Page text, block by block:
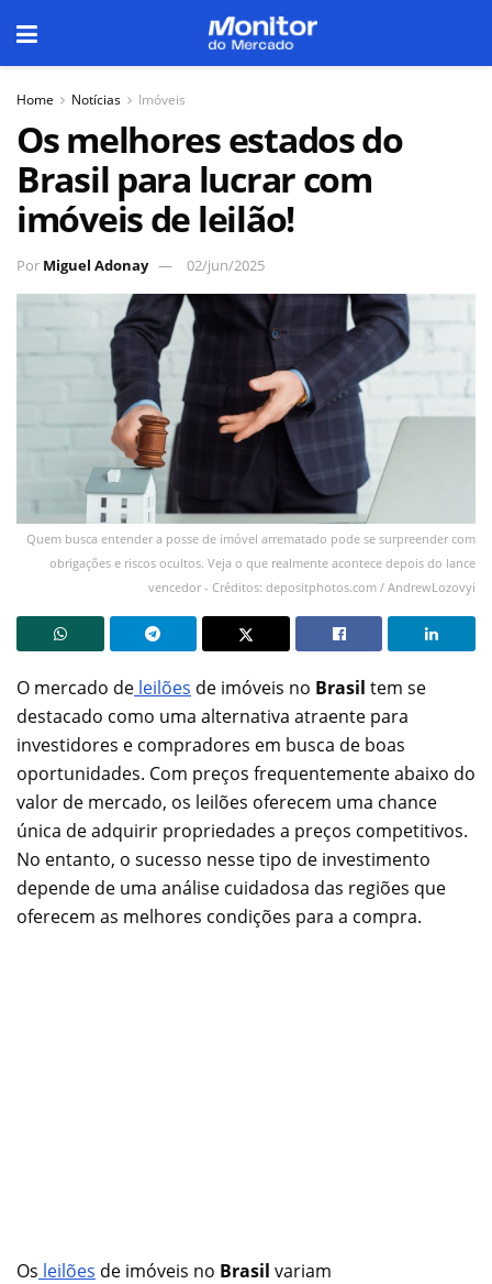
Home Notícias Imóveis
Os melhores estados do
Brasil para lucrar com
imóveis de leilão!
Por Miguel Adonay 02/jun/2025
Quem busca entender a posse de imóvel arrematado pode se surpreender com
obrigações e riscos ocultos. Veja o que realmente acontece depois do lance
vencedor - Créditos: depositphotos.com / AndrewLozovyi
O mercado de leilões de imóveis no Brasil tem se
destacado como uma alternativa atraente para
investidores e compradores em busca de boas
oportunidades. Com preços frequentemente abaixo do
valor de mercado, os leilões oferecem uma chance
única de adquirir propriedades a preços competitivos.
No entanto, o sucesso nesse tipo de investimento
depende de uma análise cuidadosa das regiões que
oferecem as melhores condições para a compra.
Os leilões de imóveis no Brasil variam